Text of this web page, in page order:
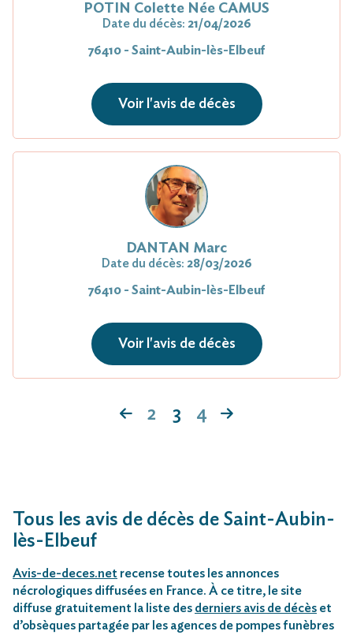
POTIN Colette Née CAMUS
Date du décès: 21/04/2026
76410 - Saint-Aubin-lès-Elbeuf
Voir l'avis de décès
DANTAN Marc
Date du décès: 28/03/2026
76410 - Saint-Aubin-lès-Elbeuf
Voir l'avis de décès
2 3 4
Tous les avis de décès de Saint-Aubin-
lès-Elbeuf
Avis-de-deces.net recense toutes les annonces
nécrologiques diffusées en France. À ce titre, le site
diffuse gratuitement la liste des derniers avis de décès et
d’obsèques partagée par les agences de pompes funèbres